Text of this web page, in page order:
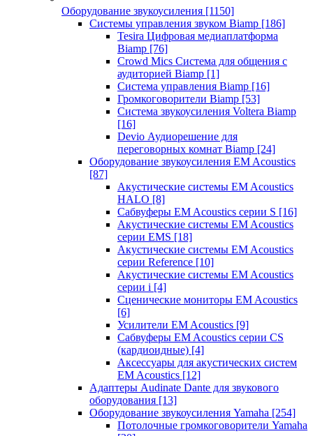
Оборудование звукоусиления [1150]
Системы управления звуком Biamp [186]
Tesira Цифровая медиаплатформа
Biamp [76]
Crowd Mics Система для общения с
аудиторией Biamp [1]
Система управления Biamp [16]
Громкоговорители Biamp [53]
Система звукоусиления Voltera Biamp
[16]
Devio Аудиорешение для
переговорных комнат Biamp [24]
Оборудование звукоусиления EM Acoustics
[87]
Акустические системы EM Acoustics
HALO [8]
Сабвуферы EM Acoustics серии S [16]
Акустические системы EM Acoustics
серии EMS [18]
Акустические системы EM Acoustics
серии Reference [10]
Акустические системы EM Acoustics
серии i [4]
Сценические мониторы EM Acoustics
[6]
Усилители EM Acoustics [9]
Сабвуферы EM Acoustics серии CS
(кардиоидные) [4]
Аксессуары для акустических систем
EM Acoustics [12]
Адаптеры Audinate Dante для звукового
оборудования [13]
Оборудование звукоусиления Yamaha [254]
Потолочные громкоговорители Yamaha